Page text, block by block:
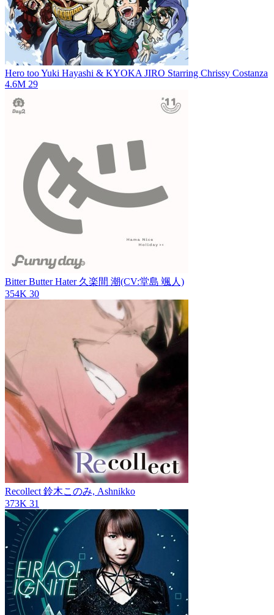
Hero tooYuki Hayashi & KYOKA JIRO Starring Chrissy Costanza
4.6M 29
Bitter Butter Hater 久楽間 潮(CV:堂島 颯人)
354K 30
Recollect 鈴木このみ, Ashnikko
373K 31